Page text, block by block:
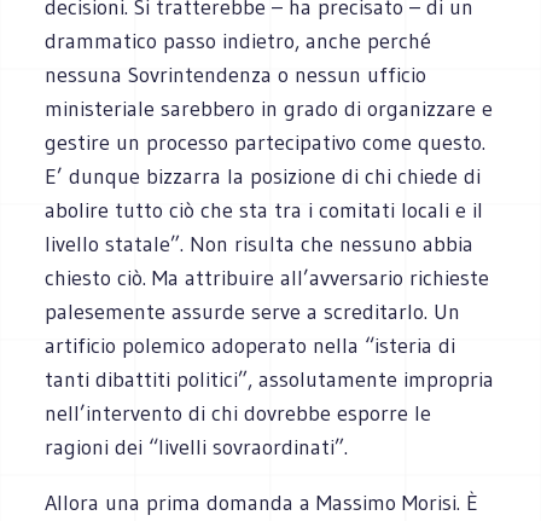
decisioni. Si tratterebbe – ha precisato – di un
drammatico passo indietro, anche perché
nessuna Sovrintendenza o nessun ufficio
ministeriale sarebbero in grado di organizzare e
gestire un processo partecipativo come questo.
E’ dunque bizzarra la posizione di chi chiede di
abolire tutto ciò che sta tra i comitati locali e il
livello statale”. Non risulta che nessuno abbia
chiesto ciò. Ma attribuire all’avversario richieste
palesemente assurde serve a screditarlo. Un
artificio polemico adoperato nella “isteria di
tanti dibattiti politici”, assolutamente impropria
nell’intervento di chi dovrebbe esporre le
ragioni dei “livelli sovraordinati”.
Allora una prima domanda a Massimo Morisi. È